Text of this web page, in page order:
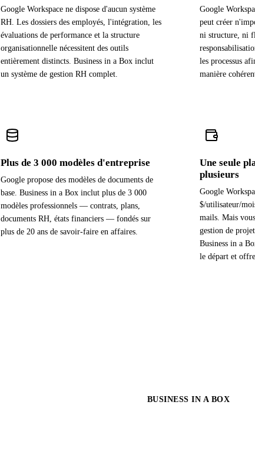
Google Workspace ne dispose d'aucun système
RH. Les dossiers des employés, l'intégration, les
évaluations de performance et la structure
organisationnelle nécessitent des outils
entièrement distincts. Business in a Box inclut
un système de gestion RH complet.
Google
peut créer
ni structure, ni
les processus
manière
Plus de 3 000 modèles d'entreprise
Google propose des modèles de documents de
base. Business in a Box inclut plus de 3 000
modèles professionnels — contrats, plans,
documents RH, états financiers — fondés sur
plus de 20 ans de savoir-faire en affaires.
Une seule
plusieurs
Google
$/utilisateur/
mails. Mais
gestion de
Business in a
le départ et
BUSINESS IN A BOX